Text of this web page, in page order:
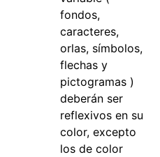
fondos,
caracteres,
orlas, símbolos,
flechas y
pictogramas )
deberán ser
reflexivos en su
color, excepto
los de color